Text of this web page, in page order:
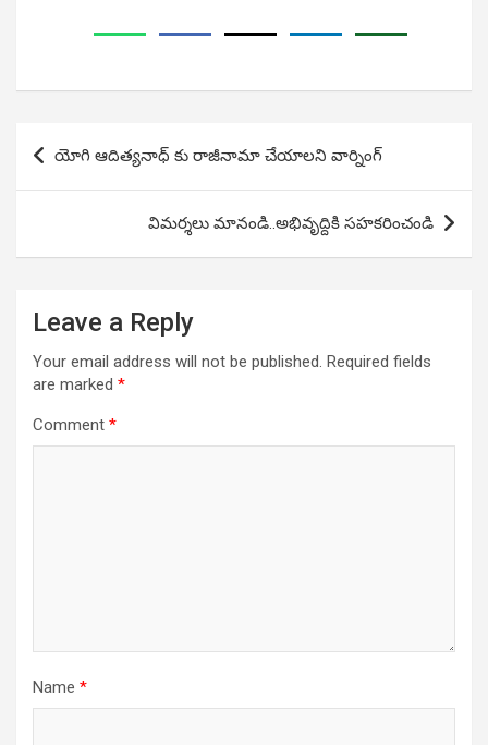
Post
navigation
యోగి ఆదిత్యనాధ్ కు రాజీనామా చేయాలని వార్నింగ్
విమర్శలు మానండి..అభివృద్దికి సహకరించండి
Leave a Reply
Your email address will not be published. Required fields
are marked *
Comment *
Name *